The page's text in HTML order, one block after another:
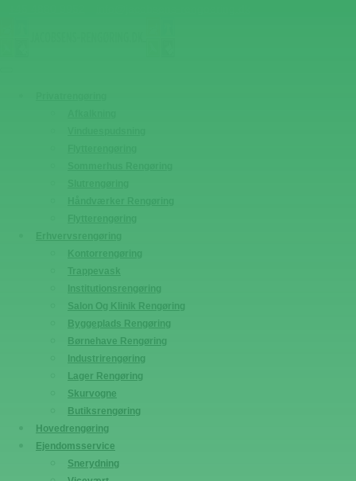
Institutionsrengøring
Salon Og Klinik Rengøring
Byggeplads Rengøring
Børnehave Rengøring
Industrirengøring
Lager Rengøring
Skurvogne
Butiksrengøring
Hovedrengøring
Ejendomsservice
Snerydning